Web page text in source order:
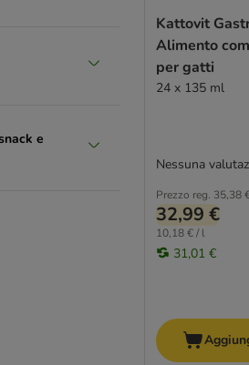
e
Kattovit
Alimento
per gatti
24 x 135 ml
Prezzo reg. 35,38
32,99 €
10,18 € / l
31,01 €
Nessuna